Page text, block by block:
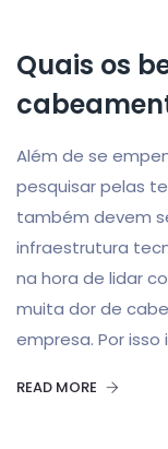
Quais os
Além de se
pesquisar pelas
também devem
infraestrutura
na hora de lidar
muita dor de
empresa. Por isso
READ MORE